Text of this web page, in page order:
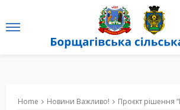
Home Новини Важливо! Проєкт рішення “Про встановлення відкоригованих тарифів на послуги з централізованого водопостачання та